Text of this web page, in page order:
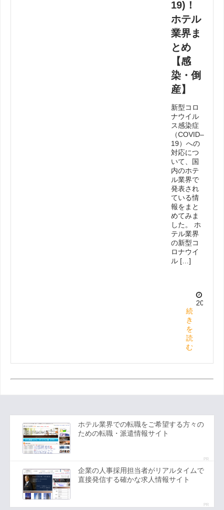
19)！
ホテル
業界ま
とめ
【感
染・倒
産】
新型コロ
ナウイル
ス感染症
（COVID–
19）への
対応につ
いて、国
内のホテ
ル業界で
発表され
ている情
報をまと
めてみま
した。 ホ
テル業界
の新型コ
ロナウイ
ル […]
2020.7.2
続
き
を
読
む
PR
ホテル業界での転職をご希望する方々の
ための転職・派遣情報サイト
PR
企業の人事採用担当者がリアルタイムで
直接発信する確かな求人情報サイト